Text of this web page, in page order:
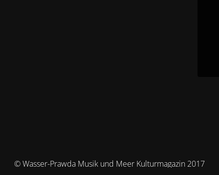
© Wasser-Prawda Musik und Meer Kulturmagazin 2017